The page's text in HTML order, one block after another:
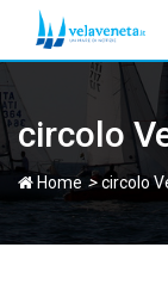
circolo
Home >circolo